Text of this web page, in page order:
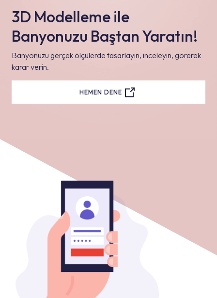
3D Modelleme ile
Banyonuzu Baştan Yaratın!
Banyonuzu gerçek ölçülerde tasarlayın, inceleyin, görerek
karar verin.
HEMEN DENE